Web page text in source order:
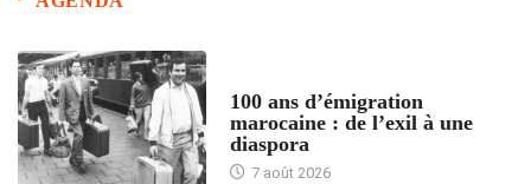
100 ans d’émigration
marocaine : de l’exil à une
diaspora
7 août 2026